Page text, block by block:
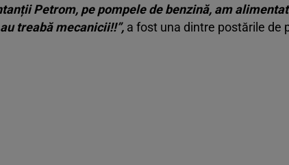
Petrom, pe pompele de benzină, am alimentat
treabă mecanicii!!”, a fost una dintre postările de